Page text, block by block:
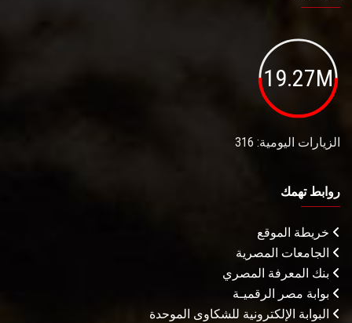
19.27M
الزيارات اليومية: 316
روابط تهمك
خريطة الموقع
الجامعات المصرية
بنك المعرفة المصري
بوابة مصر الرقميـة
البوابة الإلكترونية للشكاوى الموحدة